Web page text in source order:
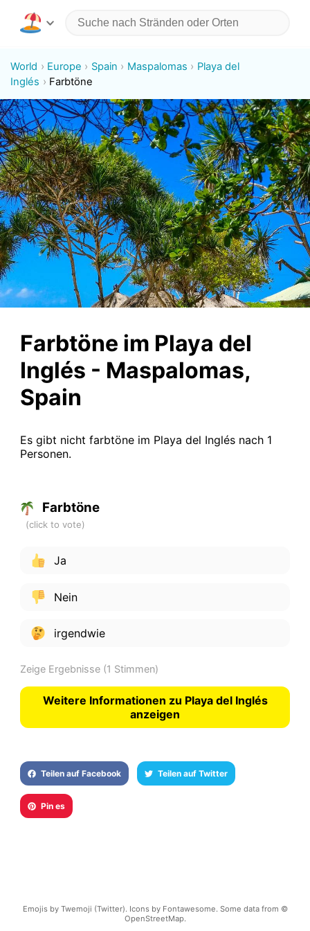
World Europe Spain Maspalomas
Playa del
Inglés
Farbtöne
Farbtöne im Playa del
Inglés - Maspalomas,
Spain
Es gibt nicht farbtöne im Playa del Inglés nach 1
Personen.
Farbtöne
Ja
Nein
irgendwie
Zeige Ergebnisse(1 Stimmen)
Weitere Informationen zu Playa del Inglés
anzeigen
Teilen auf Facebook Teilen auf Twitter
Pin es
Emojis by Twemoji (Twitter). Icons by Fontawesome. Some data from ©
OpenStreetMap.